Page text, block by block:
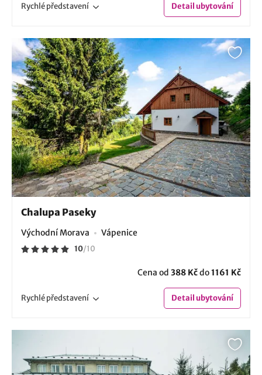
Rychlépředstavení Detailubytování
Chalupa Paseky
Východní Morava Vápenice
10/10
Cena od 388 Kčdo1161 Kč
Rychlépředstavení Detailubytování